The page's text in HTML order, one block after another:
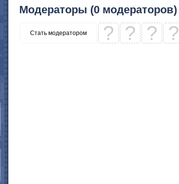
Модераторы (0 модераторов)
Стать модератором ? ? ? ?